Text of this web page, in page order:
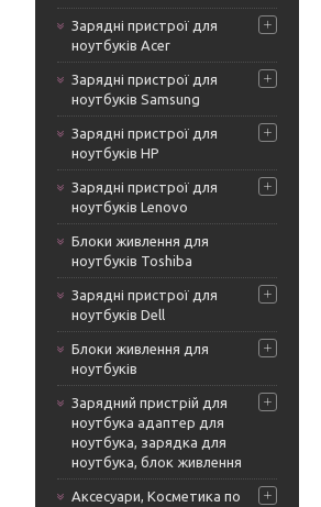
Зарядні пристрої для
ноутбуків Acer
Зарядні пристрої для
ноутбуків Samsung
Зарядні пристрої для
ноутбуків HP
Зарядні пристрої для
ноутбуків Lenovo
Блоки живлення для
ноутбуків Toshiba
Зарядні пристрої для
ноутбуків Dell
Блоки живлення для
ноутбуків
Зарядний пристрій для
ноутбука адаптер для
ноутбука, зарядка для
ноутбука, блок живлення
Аксесуари, Косметика по
Яскраві, натуральні та вечірні палітри
тіней для повсякденного використання
та професійних візажистів. Кращі ціни і
регулярне оновлення товару.